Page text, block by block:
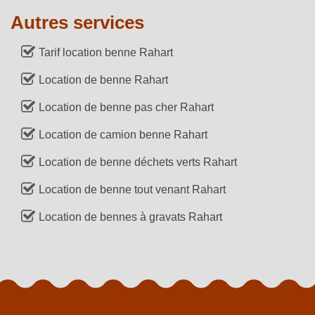
Autres services
Tarif location benne Rahart
Location de benne Rahart
Location de benne pas cher Rahart
Location de camion benne Rahart
Location de benne déchets verts Rahart
Location de benne tout venant Rahart
Location de bennes à gravats Rahart